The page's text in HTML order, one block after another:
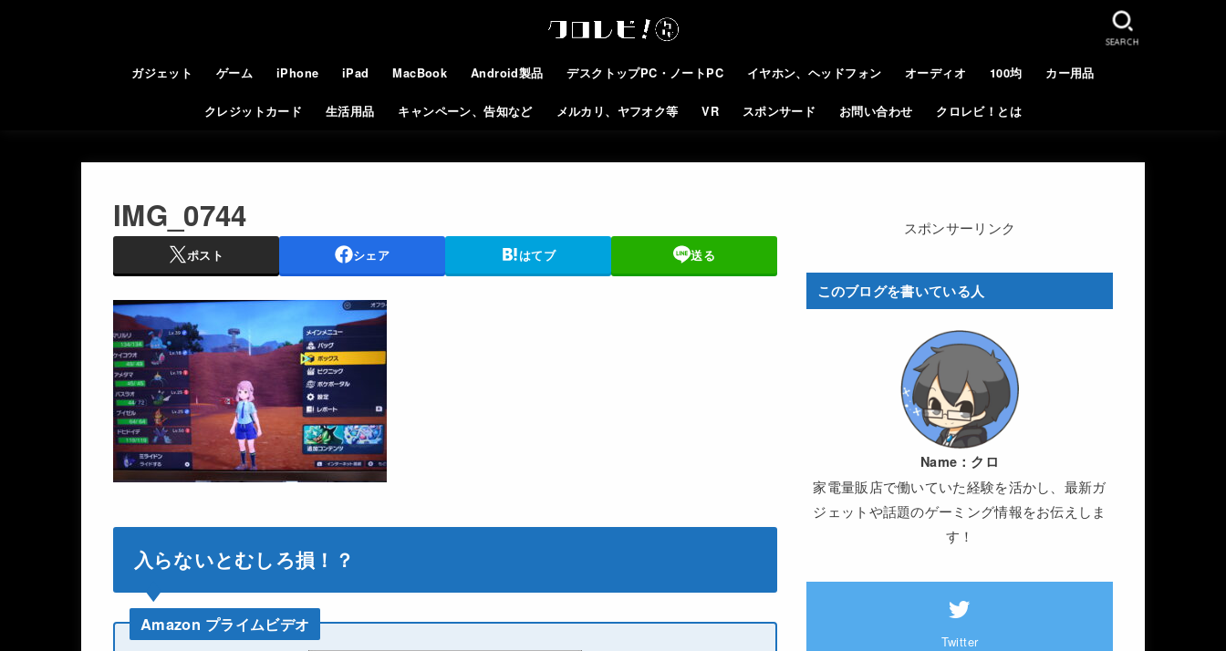
ガジェット ゲーム iPhone iPad MacBook Android製品 デスクトップPC・ノートPC イヤホン、ヘッドフォン オーディオ 100均 カー用品
クレジットカード 生活用品 キャンペーン、告知など メルカリ、ヤフオク等 VR スポンサード お問い合わせ クロレビ！とは
SEARCH
IMG_0744
ポスト シェア はてブ 送る
入らないとむしろ損！？
Amazon プライムビデオ
スポンサーリンク
このブログを書いている人
Name： クロ
家電量販店で働いていた経験を活かし、最新ガ
ジェットや話題のゲーミング情報をお伝えしま
す！
Twitter